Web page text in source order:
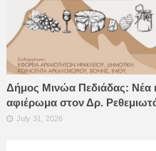
Δήμος Μινώα Πεδιάδας: Νέα
αφιέρωμα στον Δρ.
July 31, 2026